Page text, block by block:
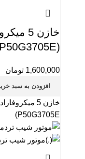
(AEROVOX P50G3705E)
1,600,000 تومان
افزودن به سبد
P50G3705E)